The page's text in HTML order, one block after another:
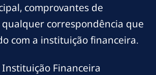
comprovantes de
correspondência que
com a instituição financeira.
Financeira